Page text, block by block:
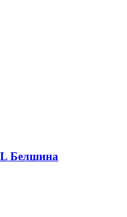
Белшина